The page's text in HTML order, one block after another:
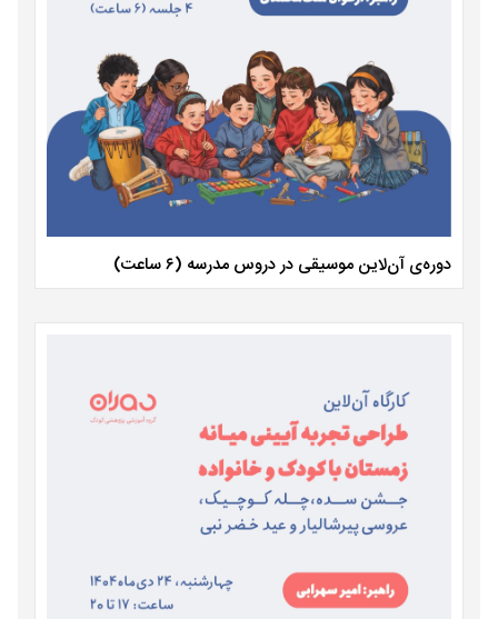
دوره‌ی آن‌لاین موسیقی در دروس مدرسه (۶ ساعت)